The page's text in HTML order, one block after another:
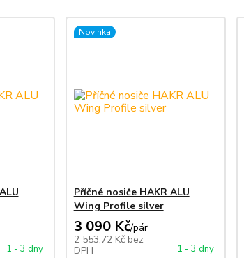
1 - 3 dny
Novinka
Příčné nosiče HAKR ALU
Wing Profile silver
3 090 Kč/pár
2 553,72 Kč bez
DPH
1 - 3 dny